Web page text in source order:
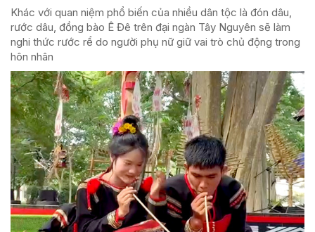
Khác với quan niệm phổ biến của nhiều dân tộc là đón dâu,
rước dâu, đồng bào Ê Đê trên đại ngàn Tây Nguyên sẽ làm
nghi thức rước rể do người phụ nữ giữ vai trò chủ động trong
hôn nhân